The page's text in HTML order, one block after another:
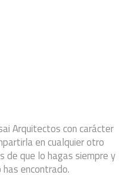
Arquitectos con carácter
en cualquier otro
de que lo hagas siempre y
encontrado.